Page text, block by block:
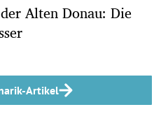
Alten Donau: Die
Artikel